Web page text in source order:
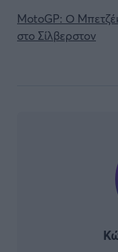
MotoGP: Ο
στο Σίλβερστον